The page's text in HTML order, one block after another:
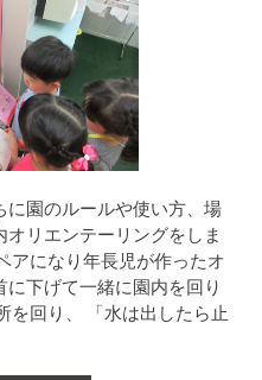
園のルールや使い方、場
リエンテーリングをしま
アになり年長児が作ったオ
下げて一緒に園内を回り
を回り、 「水は出したら止